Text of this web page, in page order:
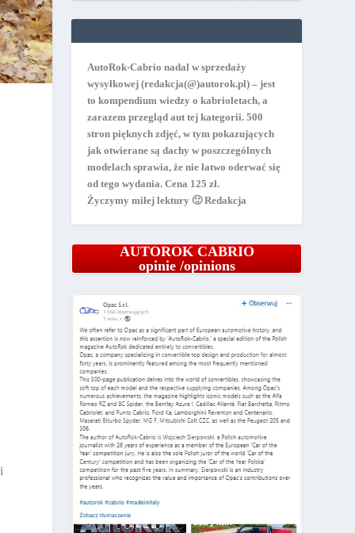
AutoRok-Cabrio nadal w sprzedaży
wysyłkowej(redakcja(@)autorok.pl) – jest
to kompendium wiedzy o kabrioletach, a
zarazem przegląd aut tej kategorii. 500
stron pięknych zdjęć, w tym pokazujących
jak otwierane są dachy w poszczególnych
modelach sprawia, że nie łatwo oderwać się
od tego wydania. Cena 125 zł.
Życzymy miłej lektury 🙂 Redakcja
AUTOROK CABRIO
opinie /opinions